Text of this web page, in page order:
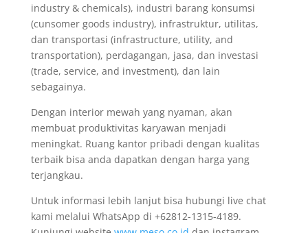
industry & chemicals), industri barang konsumsi
(cunsomer goods industry), infrastruktur, utilitas,
dan transportasi (infrastructure, utility, and
transportation), perdagangan, jasa, dan investasi
(trade, service, and investment), dan lain
sebagainya.
Dengan interior mewah yang nyaman, akan
membuat produktivitas karyawan menjadi
meningkat. Ruang kantor pribadi dengan kualitas
terbaik bisa anda dapatkan dengan harga yang
terjangkau.
Untuk informasi lebih lanjut bisa hubungi live chat
kami melalui WhatsApp di +62812-1315-4189.